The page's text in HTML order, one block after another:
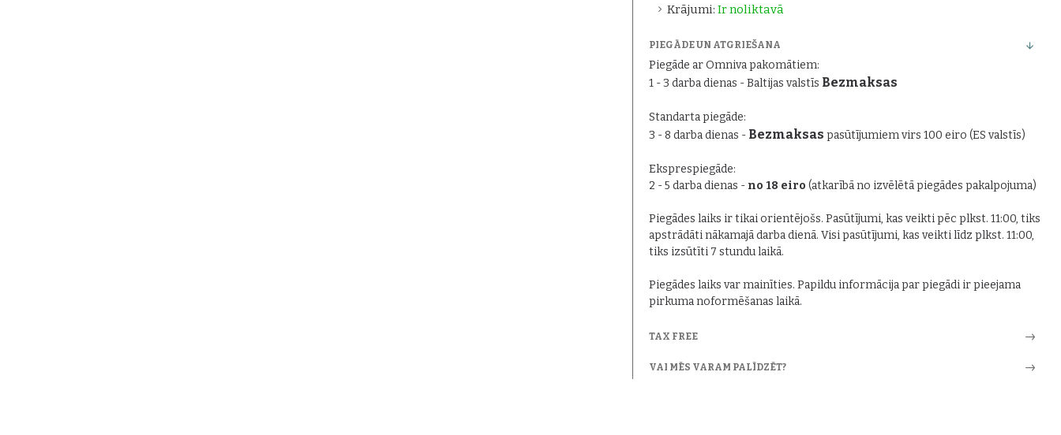
Krājumi: Ir noliktavā
PIEGĀDE UN ATGRIEŠANA
Piegāde ar Omniva pakomātiem:
1 - 3 darba dienas - Baltijas valstīs Bezmaksas
Standarta piegāde:
3 - 8 darba dienas - Bezmaksas pasūtījumiem virs 100 eiro (ES valstīs)
Eksprespiegāde:
2 - 5 darba dienas - no 18 eiro (atkarībā no izvēlētā piegādes pakalpojuma)
Piegādes laiks ir tikai orientējošs. Pasūtījumi, kas veikti pēc plkst. 11:00, tiks
apstrādāti nākamajā darba dienā. Visi pasūtījumi, kas veikti līdz plkst. 11:00,
tiks izsūtīti 7 stundu laikā.
Piegādes laiks var mainīties. Papildu informācija par piegādi ir pieejama
pirkuma noformēšanas laikā.
TAX FREE
VAI MĒS VARAM PALĪDZĒT?